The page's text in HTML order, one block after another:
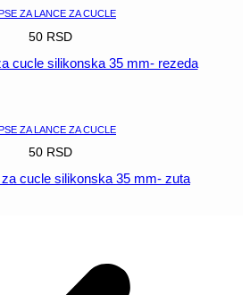
ZA LANCE ZA CUCLE
50 RSD
cucle silikonska 35 mm- rezeda
ZA LANCE ZA CUCLE
50 RSD
cucle silikonska 35 mm- zuta